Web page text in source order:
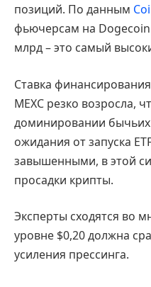
позиций. По данным
фьючерсам на Dogecoin
млрд – это самый
Ставка
MEXC резко возросла,
доминировании
ожидания от запуска
завышенными, в этой
просадки крипты.
Эксперты сходятся во
уровне $0,20 должна
усиления прессинга.